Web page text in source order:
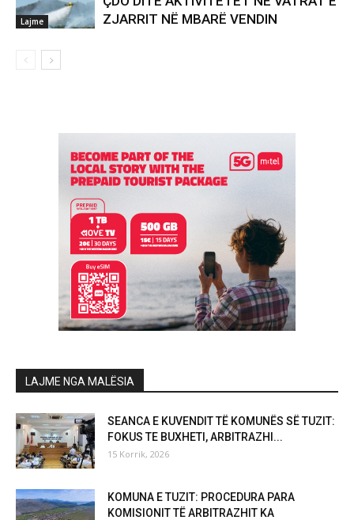
Lajme
ZJARRIT NË MBARË VENDIN
LAJME NGA MALËSIA
SEANCA E KUVENDIT TË KOMUNËS SË TUZIT:
FOKUS TE BUXHETI, ARBITRAZHI...
15 Korrik, 2026
KOMUNA E TUZIT: PROCEDURA PARA
KOMISIONIT TË ARBITRAZHIT KA